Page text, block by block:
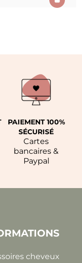
PAIEMENT 100%
SÉCURISÉ
Cartes
bancaires &
Paypal
cheveux